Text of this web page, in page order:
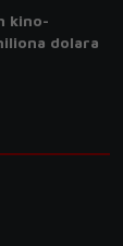
kino-
dolara